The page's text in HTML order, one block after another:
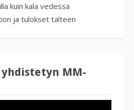
kuin kala vedessä
ja tulokset talteen
MM-